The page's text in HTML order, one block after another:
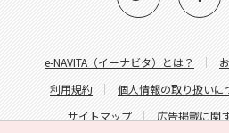
e-NAVITA（イーナビタ）とは？
利用規約
個人情報の取り扱いに
サイトマップ
広告掲載に関